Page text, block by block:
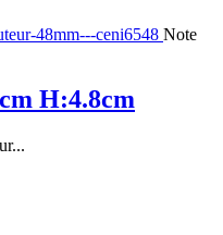
Note
H:4.8cm